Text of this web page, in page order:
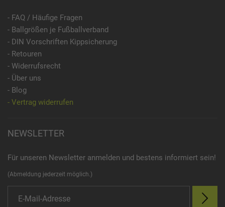
- FAQ / Häufige Fragen
- Ballgrößen je Fußballverband
- DIN Vorschriften Kippsicherung
- Retouren
- Widerrufsrecht
- Über uns
- Blog
- Vertrag widerrufen
NEWSLETTER
Für unseren Newsletter anmelden und bestens informiert sein!
(Abmeldung jederzeit möglich.)